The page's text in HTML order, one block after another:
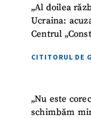
„Al doilea
Ucraina:
Centrul
CITITORUL DE
„Nu este
schimbăm